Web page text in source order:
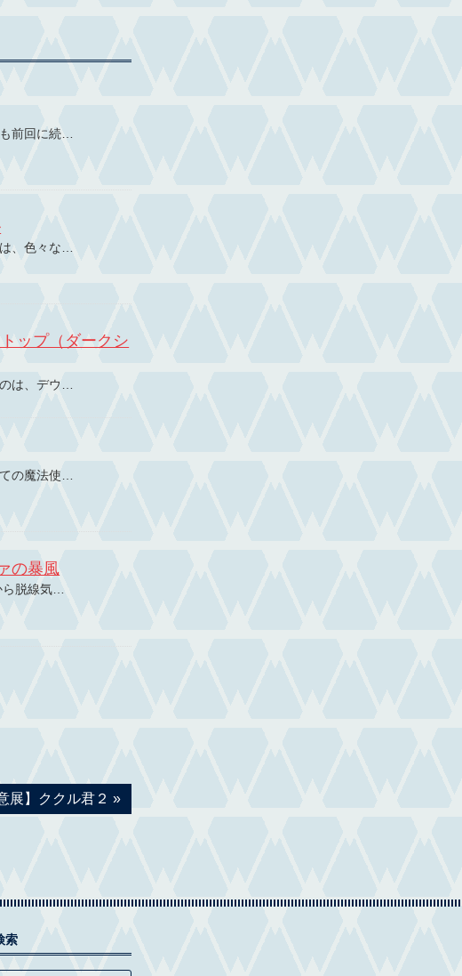
前回に続…
、色々な…
ップ（ダークシ
は、デウ…
の魔法使…
の暴風
ら脱線気…
展】ククル君２ »
索